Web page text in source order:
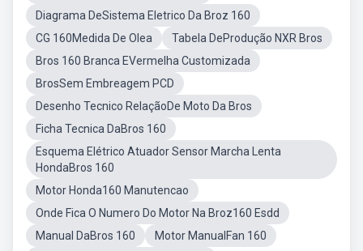
Diagrama DeSistema Eletrico Da Broz 160
CG 160Medida De Olea
Tabela DeProdução NXR Bros
Bros 160 Branca EVermelha Customizada
BrosSem Embreagem PCD
Desenho Tecnico RelaçãoDe Moto Da Bros
Ficha Tecnica DaBros 160
Esquema Elétrico Atuador Sensor Marcha Lenta
HondaBros 160
Motor Honda160 Manutencao
Onde Fica O Numero Do Motor Na Broz160 Esdd
Manual DaBros 160
Motor ManualFan 160